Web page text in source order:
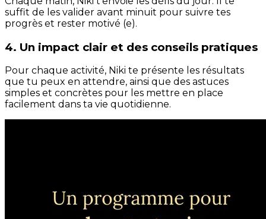
suffit de les valider avant minuit pour suivre tes
progrès et rester motivé (e).
4. Un impact clair et des conseils pratiques
Pour chaque activité, Niki te présente les résultats
que tu peux en attendre, ainsi que des astuces
simples et concrètes pour les mettre en place
facilement dans ta vie quotidienne.